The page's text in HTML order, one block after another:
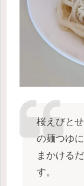
桜えびと
の麺つゆ
まかける
す。